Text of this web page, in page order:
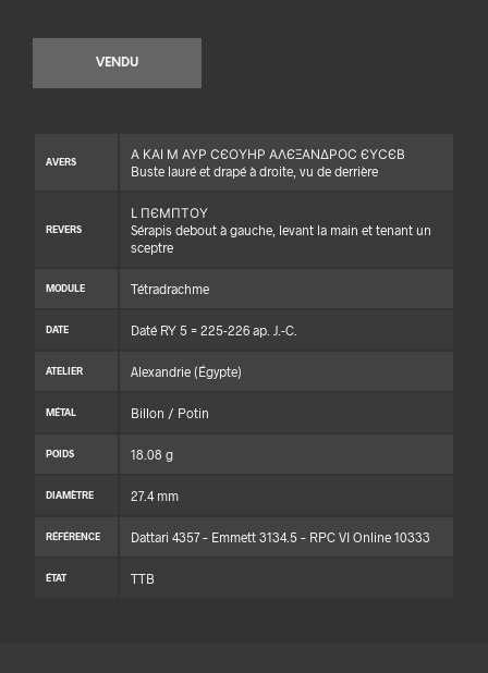
VENDU
AVERS
Α ΚΑΙ Μ ΑΥΡ ϹЄΟΥΗΡ ΑΛЄΞΑΝΔΡΟϹ ЄΥϹЄΒ
Buste lauré et drapé à droite, vu de derrière
REVERS
L ΠЄΜΠΤΟΥ
Sérapis debout à gauche, levant la main et tenant un
sceptre
MODULE Tétradrachme
DATE Daté RY 5 = 225-226 ap. J.-C.
ATELIER Alexandrie (Égypte)
MÉTAL Billon / Potin
POIDS 18.08 g
DIAMÈTRE 27.4 mm
RÉFÉRENCE Dattari 4357 – Emmett 3134.5 – RPC VI Online 10333
ÉTAT TTB